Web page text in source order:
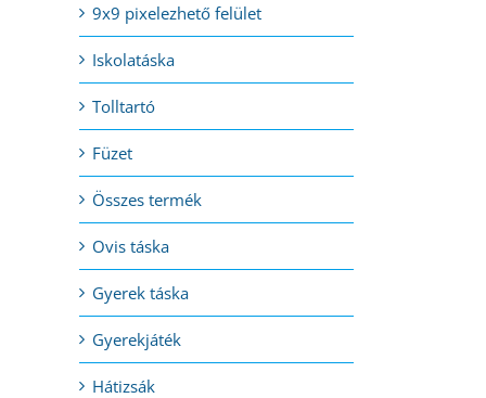
9x9 pixelezhető felület
Iskolatáska
Tolltartó
Füzet
Összes termék
Ovis táska
Gyerek táska
Gyerekjáték
Hátizsák